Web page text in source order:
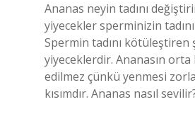
Ananas neyin tadını
yiyecekler sperminizin
Spermin tadını kötüleştiren
yiyeceklerdir. Ananasın orta
edilmez çünkü yenmesi
kısımdır. Ananas nasıl